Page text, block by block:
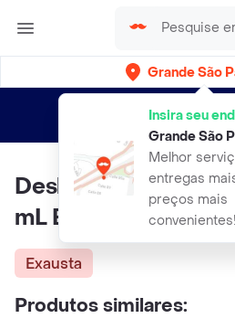
Grande São
Insira seu
Grande São
Melhor
entregas
preços mais
convenientes!
Entregas grátis por
Desloratadina (0.5
mL Eurofarma
Exausta
Produtos similares: